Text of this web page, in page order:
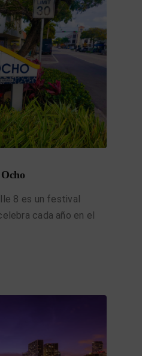
8 es un festival
cada año en el